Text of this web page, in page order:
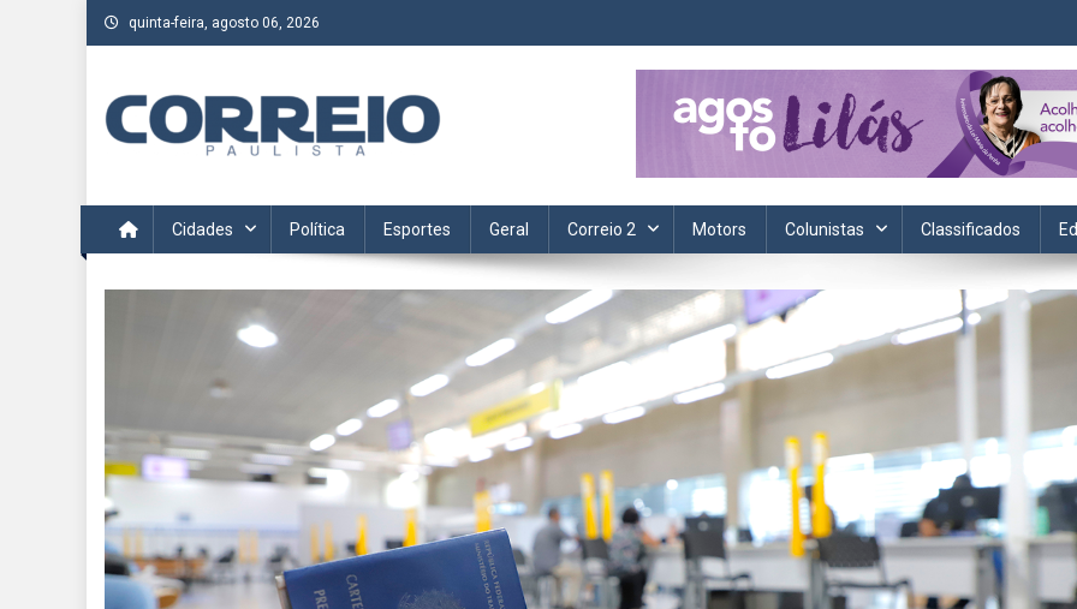
Skip
to
quinta-feira, agosto 06, 2026
Acompanhe as últimas notícias da região no Correio Paulista. Informação, política, saúde, economia, esportes e cotidiano.
Cidades Política Esportes Geral Correio 2 Motors Colunistas Classificados